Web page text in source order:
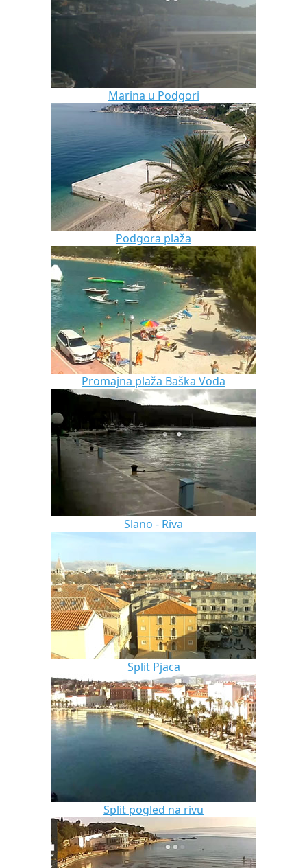
Marina u Podgori
Podgora plaža
Promajna plaža Baška Voda
Slano - Riva
Split Pjaca
Split pogled na rivu